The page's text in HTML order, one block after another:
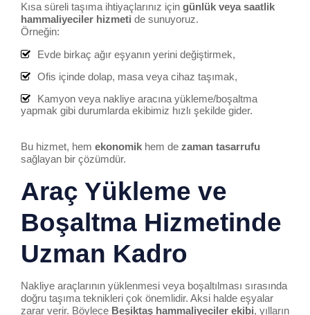
Kısa süreli taşıma ihtiyaçlarınız için günlük veya saatlik
hammaliyeciler hizmeti de sunuyoruz.
Örneğin:
Evde birkaç ağır eşyanın yerini değiştirmek,
Ofis içinde dolap, masa veya cihaz taşımak,
Kamyon veya nakliye aracına yükleme/boşaltma
yapmak gibi durumlarda ekibimiz hızlı şekilde gider.
Bu hizmet, hem ekonomik hem de zaman tasarrufu
sağlayan bir çözümdür.
Araç Yükleme ve
Boşaltma Hizmetinde
Uzman Kadro
Nakliye araçlarının yüklenmesi veya boşaltılması sırasında
doğru taşıma teknikleri çok önemlidir. Aksi halde eşyalar
zarar verir. Böylece Beşiktaş hammaliyeciler ekibi, yılların